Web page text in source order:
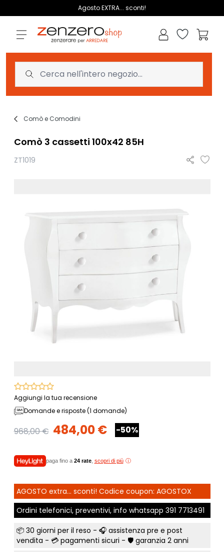
Agosto EXTRA... sconti!
Lista dei
Comò e Comodini
Comò 3 cassetti 100x42 85H
ZT1019
Aggiungi la tua recensione
Domande e risposte (1 domande)
968,00 € 484,00 € -50%
paga fino a 24 rate, scopri di più
AGOSTO extra... sconti! Codice coupon: AGOSTOX
Ordini telefonici, preventivi, info whatsapp 391 7713491
📦 30 giorni per il reso - 🎧 assistenza pre e post
vendita - 💳 pagamenti sicuri - 🛡️ garanzia 2 anni